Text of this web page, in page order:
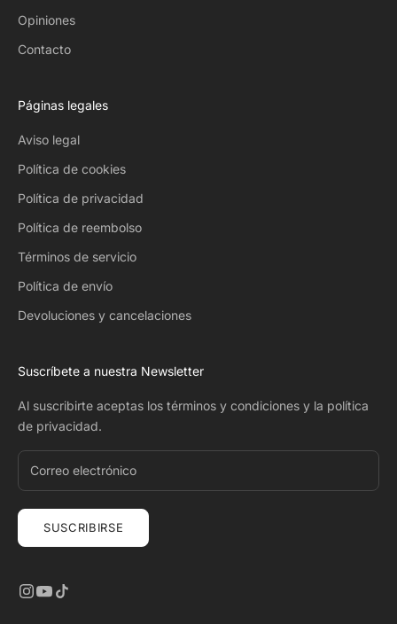
Opiniones
Contacto
Páginas legales
Aviso legal
Política de cookies
Política de privacidad
Política de reembolso
Términos de servicio
Política de envío
Devoluciones y cancelaciones
Suscríbete a nuestra Newsletter
Al suscribirte aceptas los términos y condiciones y la política
de privacidad.
SUSCRIBIRSE